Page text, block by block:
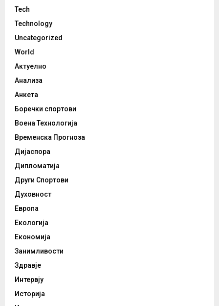
Tech
Technology
Uncategorized
World
Актуелно
Анализа
Анкета
Боречки спортови
Воена Технологија
Временска Прогноза
Дијаспора
Дипломатија
Други Спортови
Духовност
Европа
Екологија
Економија
Занимливости
Здравје
Интервју
Историја